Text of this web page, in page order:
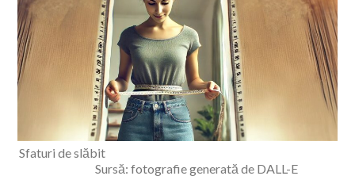
Sfaturi de slăbit
Sursă: fotografie generată de DALL-E